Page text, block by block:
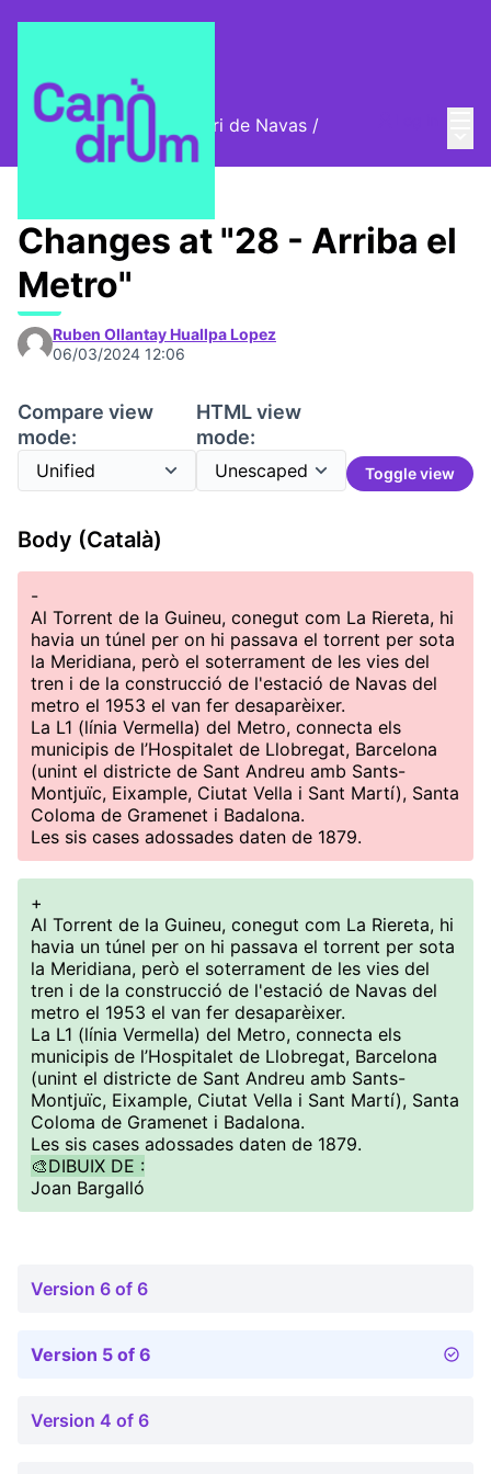
Cromos digitals del barri de Navas /
🦊 Digital stamps
Changes at "28 - Arriba el
Metro"
Ruben Ollantay Huallpa Lopez
06/03/2024 12:06
Compare view
mode:
HTML view
mode:
Toggle view
Body (Català)
-
Al Torrent de la Guineu, conegut com La Riereta, hi
havia un túnel per on hi passava el torrent per sota
la Meridiana, però el soterrament de les vies del
tren i de la construcció de l'estació de Navas del
metro el 1953 el van fer desaparèixer.
La L1 (línia Vermella) del Metro, connecta els
municipis de l’Hospitalet de Llobregat, Barcelona
(unint el districte de Sant Andreu amb Sants-
Montjuïc, Eixample, Ciutat Vella i Sant Martí), Santa
Coloma de Gramenet i Badalona.
Les sis cases adossades daten de 1879.
+
Al Torrent de la Guineu, conegut com La Riereta, hi
havia un túnel per on hi passava el torrent per sota
la Meridiana, però el soterrament de les vies del
tren i de la construcció de l'estació de Navas del
metro el 1953 el van fer desaparèixer.
La L1 (línia Vermella) del Metro, connecta els
municipis de l’Hospitalet de Llobregat, Barcelona
(unint el districte de Sant Andreu amb Sants-
Montjuïc, Eixample, Ciutat Vella i Sant Martí), Santa
Coloma de Gramenet i Badalona.
Les sis cases adossades daten de 1879.
🎨DIBUIX DE :
Joan Bargalló
Version 6 of 6
Version 5 of 6
Version 4 of 6